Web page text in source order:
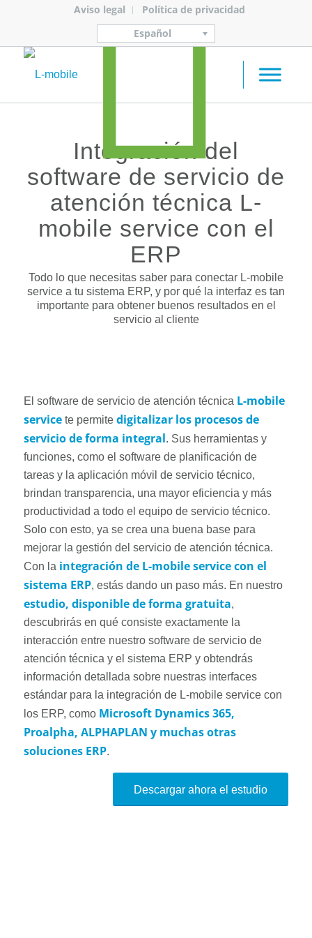
Aviso legal
Política de privacidad
Español
Integración del
software de servicio de
atención técnica L-
mobile service con el
ERP
Todo lo que necesitas saber para conectar L-mobile
service a tu sistema ERP, y por qué la interfaz es tan
importante para obtener buenos resultados en el
servicio al cliente
El software de servicio de atención técnica L-mobile
service te permite digitalizar los procesos de
servicio de forma integral. Sus herramientas y
funciones, como el software de planificación de
tareas y la aplicación móvil de servicio técnico,
brindan transparencia, una mayor eficiencia y más
productividad a todo el equipo de servicio técnico.
Solo con esto, ya se crea una buena base para
mejorar la gestión del servicio de atención técnica.
Con la integración de L-mobile service con el
sistema ERP, estás dando un paso más. En nuestro
estudio, disponible de forma gratuita,
descubrirás en qué consiste exactamente la
interacción entre nuestro software de servicio de
atención técnica y el sistema ERP y obtendrás
información detallada sobre nuestras interfaces
estándar para la integración de L-mobile service con
los ERP, como Microsoft Dynamics 365,
Proalpha, ALPHAPLAN y muchas otras
soluciones ERP.
Descargar ahora el estudio